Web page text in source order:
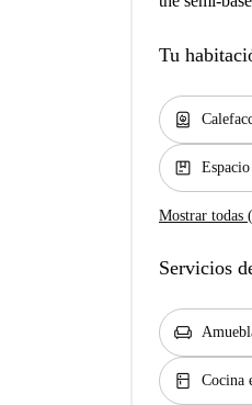
Tu
water_heater
package
Mostrar todas
Servicios
chair
kitchen Cocina